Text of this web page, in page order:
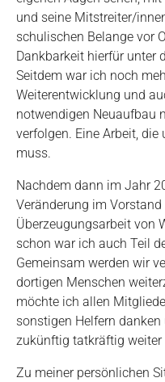
und seine Mitstreiter/
schulischen Belange vor
Dankbarkeit hierfür unter
Seitdem war ich noch
Weiterentwicklung und
notwendigen Neuaufbau
verfolgen. Eine Arbeit,
muss.
Nachdem dann im Jahr
Veränderung im
Überzeugungsarbeit von
schon war ich auch Teil
Gemeinsam werden wir
dortigen Menschen
möchte ich allen
sonstigen Helfern
zukünftig tatkräftig weiter
Zu meiner persönlichen